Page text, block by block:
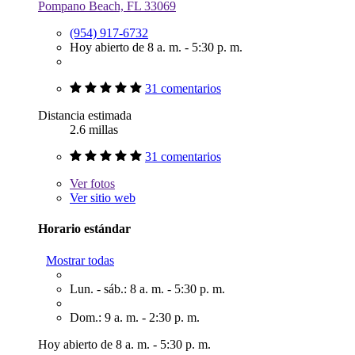
Pompano Beach, FL 33069
(954) 917-6732
Hoy abierto de 8 a. m. - 5:30 p. m.
31 comentarios
Distancia estimada
2.6 millas
31 comentarios
Verfotos
Ver sitio web
Horario estándar
Mostrar todas
Lun. - sáb.: 8 a. m. - 5:30 p. m.
Dom.: 9 a. m. - 2:30 p. m.
Hoy abierto de 8 a. m. - 5:30 p. m.